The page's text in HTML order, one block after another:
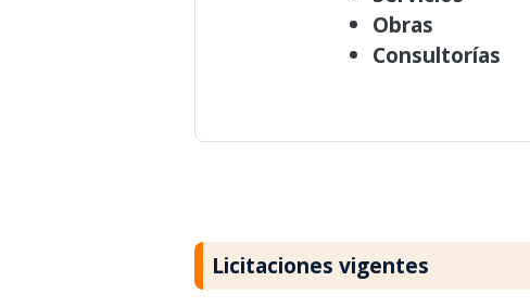
Obras
Consultorías
Licitaciones vigentes